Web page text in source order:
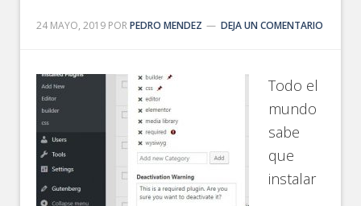
24 MAYO, 2019 PORPEDRO MENDEZ DEJA UN COMENTARIO
Todo el
mundo
sabe
que
instalar